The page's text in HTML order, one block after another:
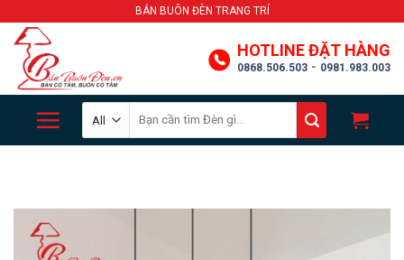
content
BÁN BUÔN ĐÈN TRANG TRÍ
HOTLINE ĐẶT HÀNG
0868.506.503 - 0981.983.003
for: